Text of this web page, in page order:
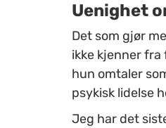
Uenighet
Det som gjør
ikke kjenner
hun omtaler
psykisk lidelse
Jeg har det